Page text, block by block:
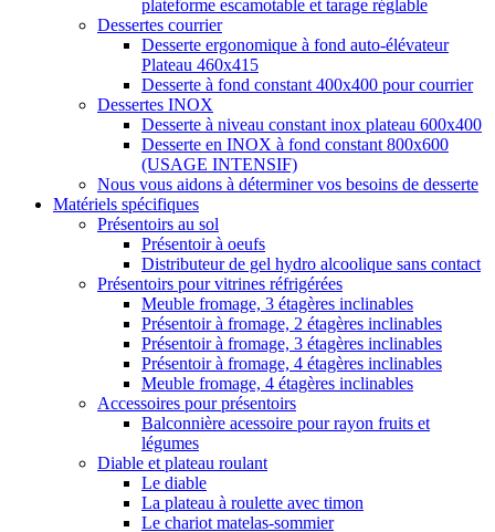
plateforme escamotable et tarage réglable
Dessertes courrier
Desserte ergonomique à fond auto-élévateur
Plateau 460x415
Desserte à fond constant 400x400 pour courrier
Dessertes INOX
Desserte à niveau constant inox plateau 600x400
Desserte en INOX à fond constant 800x600
(USAGE INTENSIF)
Nous vous aidons à déterminer vos besoins de desserte
Matériels spécifiques
Présentoirs au sol
Présentoir à oeufs
Distributeur de gel hydro alcoolique sans contact
Présentoirs pour vitrines réfrigérées
Meuble fromage, 3 étagères inclinables
Présentoir à fromage, 2 étagères inclinables
Présentoir à fromage, 3 étagères inclinables
Présentoir à fromage, 4 étagères inclinables
Meuble fromage, 4 étagères inclinables
Accessoires pour présentoirs
Balconnière acessoire pour rayon fruits et
légumes
Diable et plateau roulant
Le diable
La plateau à roulette avec timon
Le chariot matelas-sommier